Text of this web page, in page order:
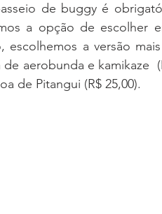
de buggy é
a opção de escolher
a versão
aerobunda e kamikaze
de Pitangui (R$ 25,00).